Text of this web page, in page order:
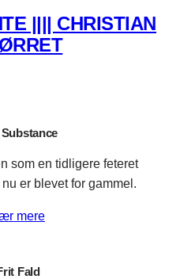
|||| CHRISTIAN
som en tidligere feteret
er blevet for gammel.
mere
Fald